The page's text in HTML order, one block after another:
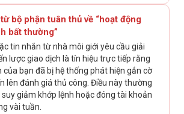
bộ phận tuân thủ về “hoạt động
bất thường”
tin nhắn từ nhà môi giới yêu cầu giải
lược giao dịch là tín hiệu trực tiếp rằng
của bạn đã bị hệ thống phát hiện gắn cờ
lên đánh giá thủ công. Điều này thường
suy giảm khớp lệnh hoặc đóng tài khoản
vài tuần.